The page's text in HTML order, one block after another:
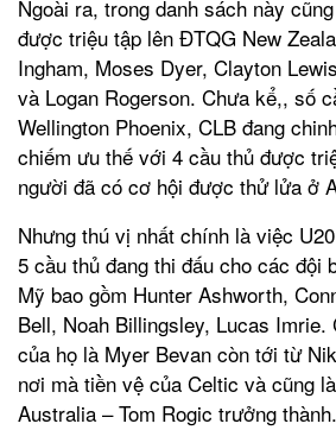
Ngoài ra, trong danh sách này
được triệu tập lên ĐTQG New
Ingham, Moses Dyer, Clayton
và Logan Rogerson. Chưa kể,, số
Wellington Phoenix, CLB đang
chiếm ưu thế với 4 cầu thủ được
người đã có cơ hội được thử lửa ở
Nhưng thú vị nhất chính là việc
5 cầu thủ đang thi đấu cho các đội
Mỹ bao gồm Hunter Ashworth,
Bell, Noah Billingsley, Lucas Imrie.
của họ là Myer Bevan còn tới từ
nơi mà tiền vệ của Celtic và cũng
Australia – Tom Rogic trưởng thành.